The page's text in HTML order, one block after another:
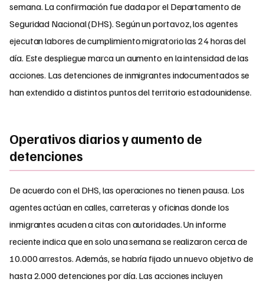
semana. La confirmación fue dada por el Departamento de
Seguridad Nacional (DHS). Según un portavoz, los agentes
ejecutan labores de cumplimiento migratorio las 24 horas del
día. Este despliegue marca un aumento en la intensidad de las
acciones. Las detenciones de inmigrantes indocumentados se
han extendido a distintos puntos del territorio estadounidense.
Operativos diarios y aumento de
detenciones
De acuerdo con el DHS, las operaciones no tienen pausa. Los
agentes actúan en calles, carreteras y oficinas donde los
inmigrantes acuden a citas con autoridades. Un informe
reciente indica que en solo una semana se realizaron cerca de
10.000 arrestos. Además, se habría fijado un nuevo objetivo de
hasta 2.000 detenciones por día. Las acciones incluyen